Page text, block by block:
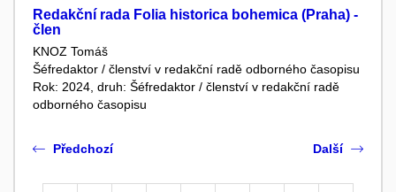
Redakční rada Folia historica bohemica (Praha) -
člen
KNOZ Tomáš
Šéfredaktor / členství v redakční radě odborného časopisu
Rok: 2024, druh: Šéfredaktor / členství v redakční radě
odborného časopisu
Předchozí Další